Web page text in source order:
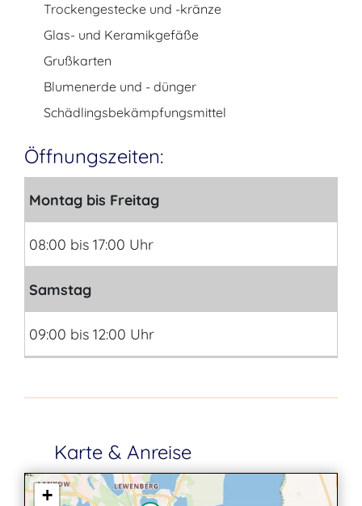
Trockengestecke und -kränze
Glas- und Keramikgefäße
Grußkarten
Blumenerde und - dünger
Schädlingsbekämpfungsmittel
Öffnungszeiten:
Montag bis Freitag
08:00 bis 17:00 Uhr
Samstag
09:00 bis 12:00 Uhr
Karte & Anreise
+